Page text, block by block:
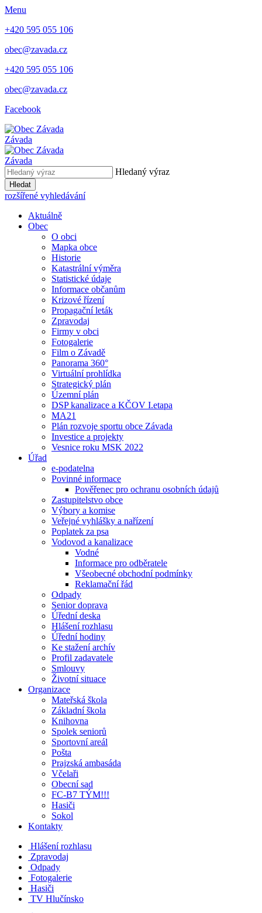
Menu
+420 595 055 106
obec@zavada.cz
+420 595 055 106
obec@zavada.cz
Facebook
Závada
Závada
Hledaný výraz
Hledat
rozšířené vyhledávání
Aktuálně
Obec
O obci
Mapka obce
Historie
Katastrální výměra
Statistické údaje
Informace občanům
Krizové řízení
Propagační leták
Zpravodaj
Firmy v obci
Fotogalerie
Film o Závadě
Panorama 360°
Virtuální prohlídka
Strategický plán
Územní plán
DSP kanalizace a KČOV I.etapa
MA21
Plán rozvoje sportu obce Závada
Investice a projekty
Vesnice roku MSK 2022
Úřad
e-podatelna
Povinné informace
Pověřenec pro ochranu osobních údajů
Zastupitelstvo obce
Výbory a komise
Veřejné vyhlášky a nařízení
Poplatek za psa
Vodovod a kanalizace
Vodné
Informace pro odběratele
Všeobecné obchodní podmínky
Reklamační řád
Odpady
Senior doprava
Úřední deska
Hlášení rozhlasu
Úřední hodiny
Ke stažení archív
Profil zadavatele
Smlouvy
Životní situace
Organizace
Mateřská škola
Základní škola
Knihovna
Spolek seniorů
Sportovní areál
Pošta
Prajzská ambasáda
Včelaři
Obecní sad
FC-B7 TÝM!!!
Hasiči
Sokol
Kontakty
Hlášení rozhlasu
Zpravodaj
Odpady
Fotogalerie
Hasiči
TV Hlučínsko